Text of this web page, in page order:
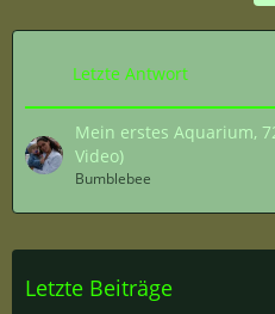
Letzte Antwort
Mein erstes Aquarium,
Video)
Bumblebee
Letzte Beiträge